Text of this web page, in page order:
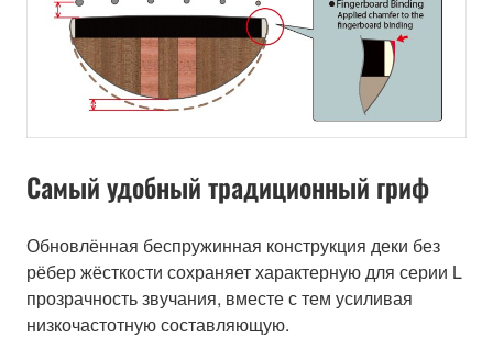
Самый удобный традиционный гриф
Обновлённая беспружинная конструкция деки без
рёбер жёсткости сохраняет характерную для серии L
прозрачность звучания, вместе с тем усиливая
низкочастотную составляющую.